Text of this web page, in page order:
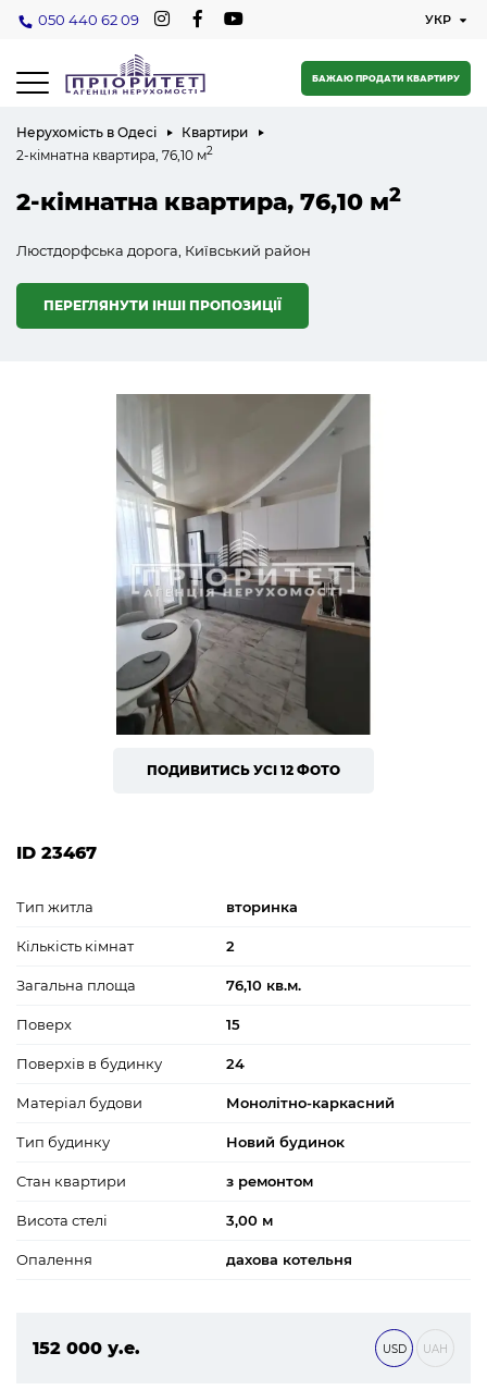
050 440 62 09
БАЖАЮ ПРОДАТИ КВАРТИРУ
Нерухомість в Одесі
Квартири
2-кімнатна квартира, 76,10 м2
2-кімнатна квартира, 76,10 м2
Люстдорфська дорога, Київський район
ПЕРЕГЛЯНУТИ ІНШІ ПРОПОЗИЦІЇ
ПОДИВИТИСЬ УСІ 12 ФОТО
ID 23467
Тип житла вторинка
Кількість кімнат 2
Загальна площа 76,10 кв.м.
Поверх 15
Поверхів в будинку 24
Матеріал будови Монолітно-каркасний
Тип будинку Новий будинок
Стан квартири з ремонтом
Висота стелі 3,00 м
Опалення дахова котельня
152 000 у.е.
USD UAH